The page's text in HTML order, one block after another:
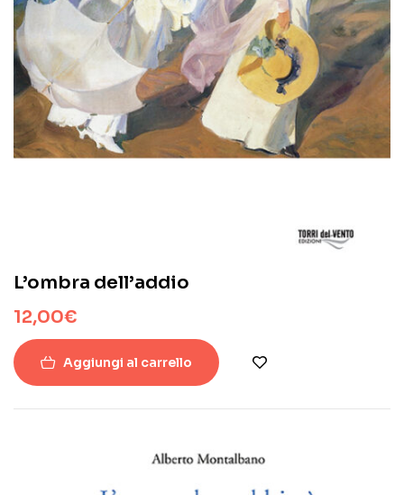
L’ombra dell’addio
12,00€
Aggiungi al carrello